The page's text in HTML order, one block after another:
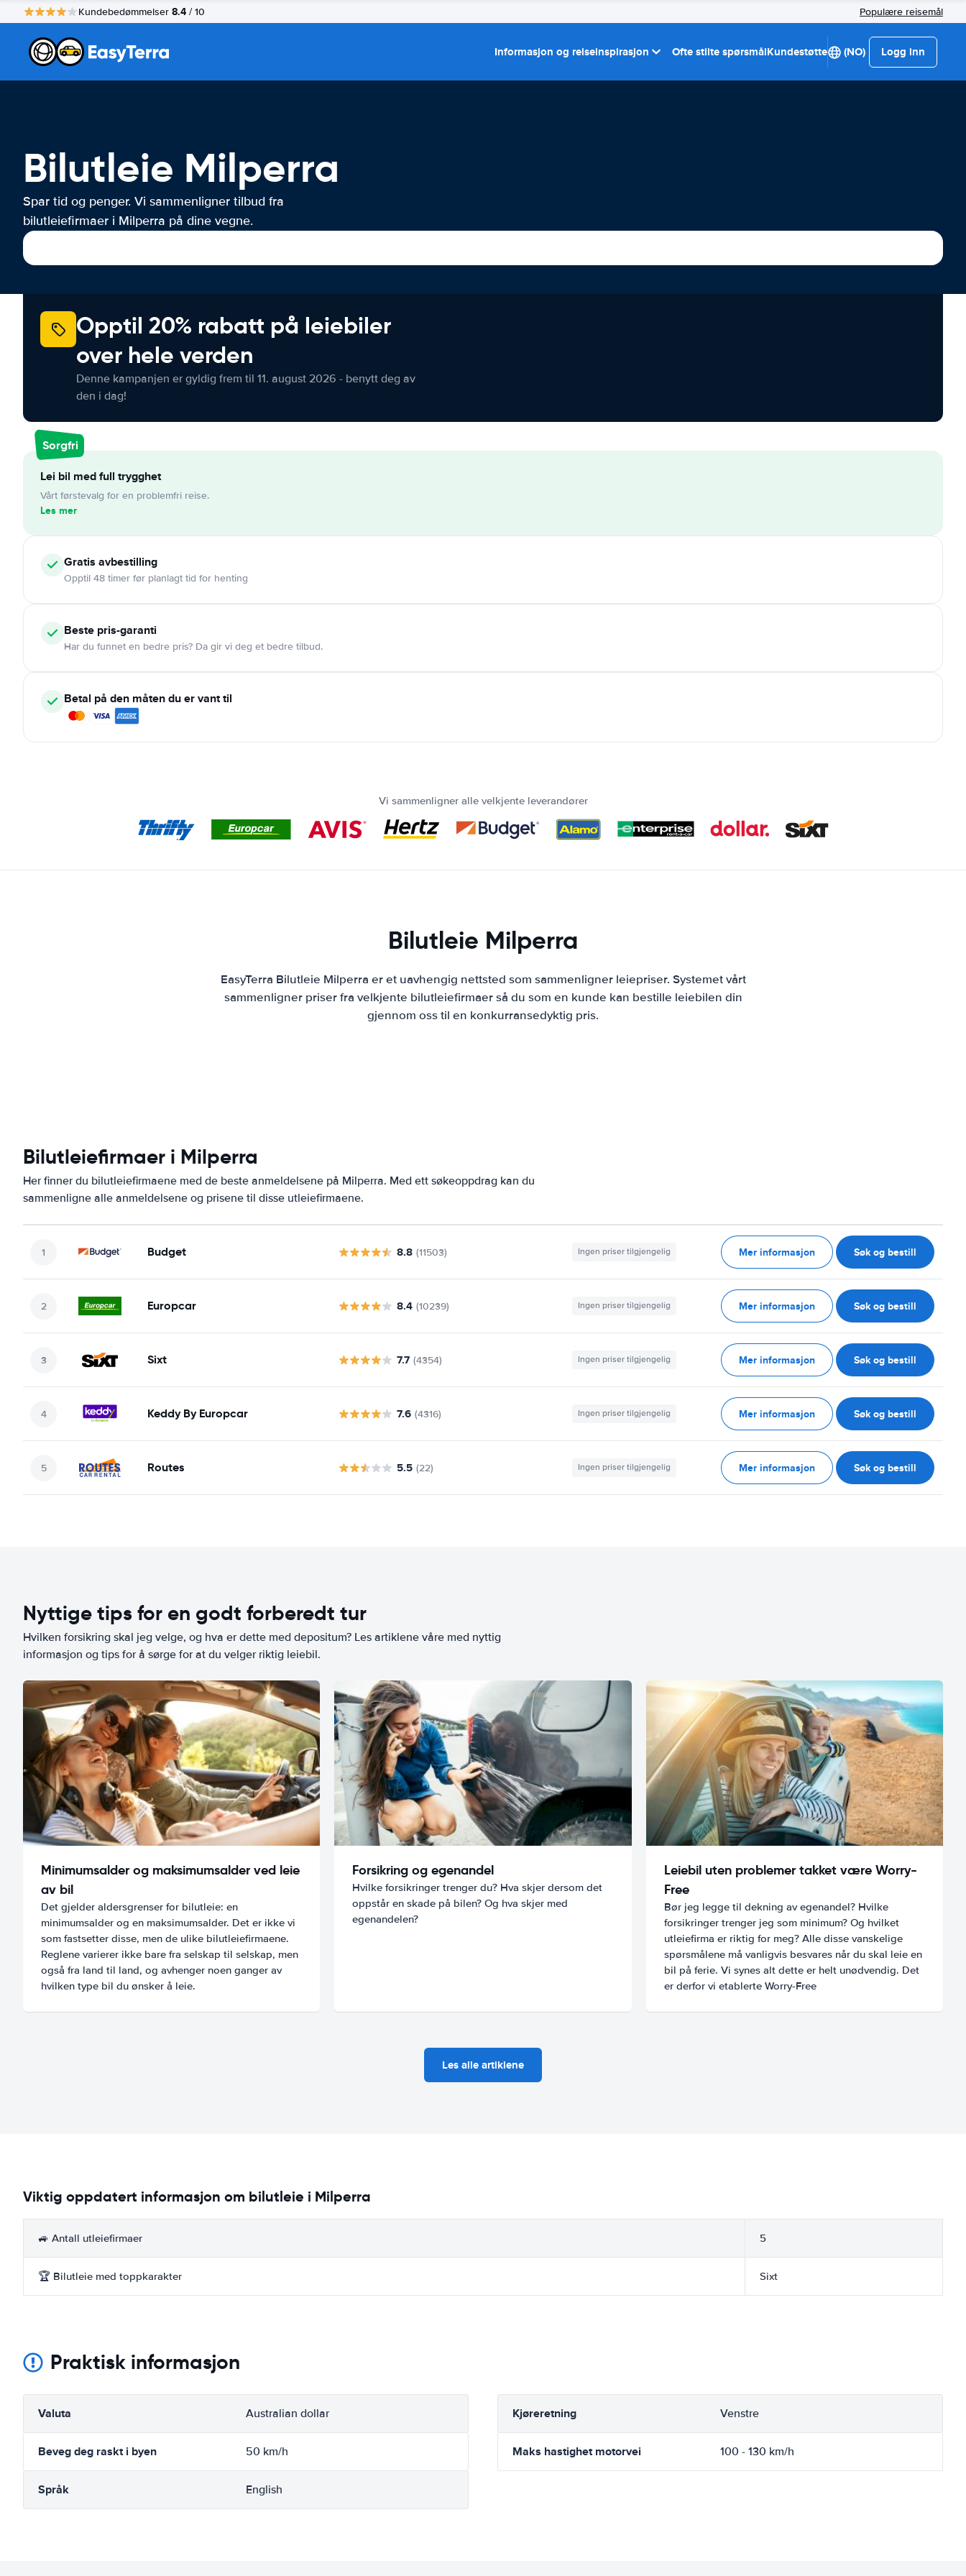
Kundebedømmelser 8.4 / 10 Populære reisemål
Informasjon og reiseinspirasjon Ofte stilte spørsmålKundestøtte (NO) Logg inn
Bilutleie Milperra
Spar tid og penger. Vi sammenligner tilbud fra
bilutleiefirmaer i Milperra på dine vegne.
Opptil 20% rabatt på leiebiler
over hele verden
Denne kampanjen er gyldig frem til 11. august 2026 - benytt deg av
den i dag!
Sorgfri
Lei bil med full trygghet
Vårt førstevalg for en problemfri reise.
Les mer
Gratis avbestilling
Opptil 48 timer før planlagt tid for henting
Beste pris-garanti
Har du funnet en bedre pris? Da gir vi deg et bedre tilbud.
Betal på den måten du er vant til
Vi sammenligner alle velkjente leverandører
Bilutleie Milperra
EasyTerra Bilutleie Milperra er et uavhengig nettsted som sammenligner leiepriser. Systemet vårt
sammenligner priser fra velkjente bilutleiefirmaer så du som en kunde kan bestille leiebilen din
gjennom oss til en konkurransedyktig pris.
Bilutleiefirmaer i Milperra
Her finner du bilutleiefirmaene med de beste anmeldelsene på Milperra. Med ett søkeoppdrag kan du
sammenligne alle anmeldelsene og prisene til disse utleiefirmaene.
Budget 8.8 (11503) Ingen priser tilgjengelig Mer informasjon Søk og bestill
Europcar 8.4 (10239) Ingen priser tilgjengelig Mer informasjon Søk og bestill
Sixt 7.7 (4354) Ingen priser tilgjengelig Mer informasjon Søk og bestill
Keddy By Europcar 7.6 (4316) Ingen priser tilgjengelig Mer informasjon Søk og bestill
Routes 5.5 (22) Ingen priser tilgjengelig Mer informasjon Søk og bestill
Nyttige tips for en godt forberedt tur
Hvilken forsikring skal jeg velge, og hva er dette med depositum? Les artiklene våre med nyttig
informasjon og tips for å sørge for at du velger riktig leiebil.
Minimumsalder og maksimumsalder ved leie
av bil
Det gjelder aldersgrenser for bilutleie: en
minimumsalder og en maksimumsalder. Det er ikke vi
som fastsetter disse, men de ulike bilutleiefirmaene.
Reglene varierer ikke bare fra selskap til selskap, men
også fra land til land, og avhenger noen ganger av
hvilken type bil du ønsker å leie.
Forsikring og egenandel
Hvilke forsikringer trenger du? Hva skjer dersom det
oppstår en skade på bilen? Og hva skjer med
egenandelen?
Leiebil uten problemer takket være Worry-
Free
Bør jeg legge til dekning av egenandel? Hvilke
forsikringer trenger jeg som minimum? Og hvilket
utleiefirma er riktig for meg? Alle disse vanskelige
spørsmålene må vanligvis besvares når du skal leie en
bil på ferie. Vi synes alt dette er helt unødvendig. Det
er derfor vi etablerte Worry-Free
Les alle artiklene
Viktig oppdatert informasjon om bilutleie i Milperra
🚙 Antall utleiefirmaer 5
🏆 Bilutleie med toppkarakter Sixt
Praktisk informasjon
Valuta Australian dollar Kjøreretning Venstre
Beveg deg raskt i byen 50 km/h Maks hastighet motorvei 100 - 130 km/h
Språk English